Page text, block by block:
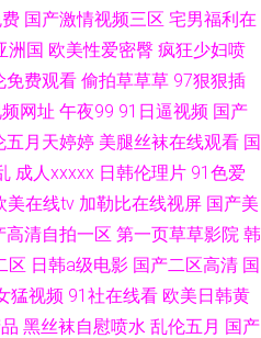
国产激情视频三区 宅男福利在
洲国 欧美性爱密臀 疯狂少妇喷
免费观看 偷拍草草草 97狠狠插
网址 午夜99 91日逼视频 国产
五月天婷婷 美腿丝袜在线观看 国
成人xxxxx 日韩伦理片 91色爱
美在线tv 加勒比在线视屏 国产美
高清自拍一区 第一页草草影院 韩
区 日韩a级电影 国产二区高清 国
猛视频 91社在线看 欧美日韩黄
黑丝袜自慰喷水 乱伦五月 国产